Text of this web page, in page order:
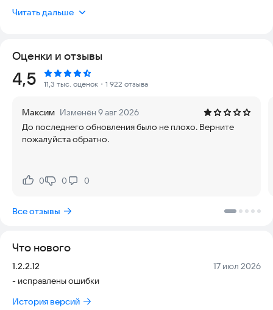
интернета, т.е. нарды оффлайн бесплатно и без пробного
Нарды на двоих – это игра для двух игроков, где у каждого
игрока есть пятнадцать фигур, которые перемещаются
между двадцатью четырьмя треугольниками (очками) в
соответствии с броском двух костей. Цель игры состоит в
Существует два вида – длинные нарды или короткие нарды
(также известны как американка). К счастью, в нашем
приложении Вы можете играть как длинные нарды онлайн
по сети с реальными игроками. Это могут быть Ваши друзья
или другие пользователи, выбранные случайным образом.
сразиться со специально обученным ботом и его
на то, что, по задумке, предназначены нарды для двоих, Вы
можете играть в нее в одиночку, и не тратить время на
Приложение позволяет играть в нарды бесплатно, включая
нарды онлайн длинные на русском. При этом наше
Читать дальше
Оценки и отзывы
Рейтинг:
4,5 11,3 тыс. оценок ・1 922 отзыва
Максим Изменён 9 авг 2026
До последнего обновления было не плохо. Верните
пожалуйста обратно.
Нравится:
0Не нравится:
0 0
Все отзывы
Что нового
Версия:
1.2.2.12 Дата:
17 июл 2026
- исправлены ошибки
История версий